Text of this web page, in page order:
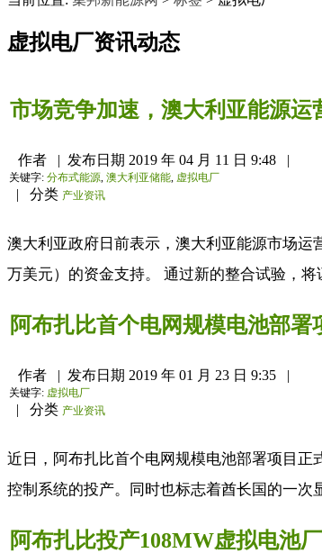
虚拟电厂资讯动态
市场竞争加速，澳大利亚能源运
作者 | 发布日期 2019 年 04 月 11 日 9:48 |
关键字: 分布式能源, 澳大利亚储能, 虚拟电厂
| 分类 产业资讯
澳大利亚政府日前表示，澳大利亚能源市场运
万美元）的资金支持。 通过新的整合试验，
阿布扎比首个电网规模电池部署
作者 | 发布日期 2019 年 01 月 23 日 9:35 |
关键字: 虚拟电厂
| 分类 产业资讯
近日，阿布扎比首个电网规模电池部署项目
控制系统的投产。同时也标志着酋长国的一
阿布扎比投产108MW虚拟电池